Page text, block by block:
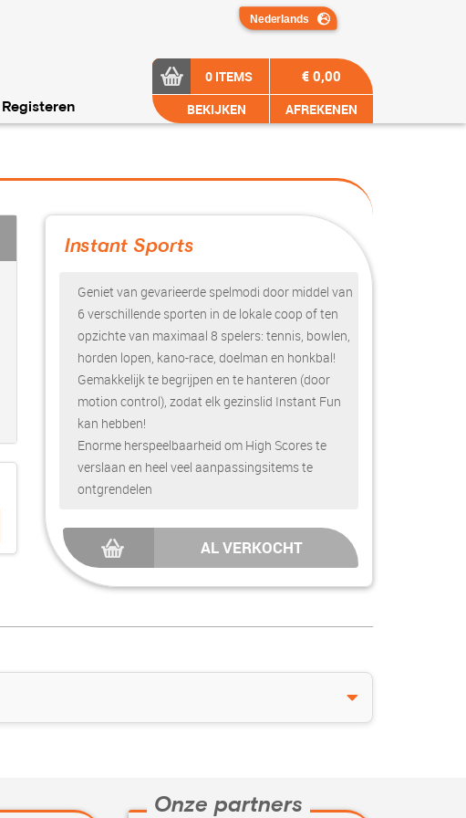
Registeren
0 ITEMS
BEKIJKEN
€ 0,00
AFREKENEN
Instant Sports
Geniet van gevarieerde spelmodi door middel van
6 verschillende sporten in de lokale coop of ten
opzichte van maximaal 8 spelers: tennis, bowlen,
horden lopen, kano-race, doelman en honkbal!
Gemakkelijk te begrijpen en te hanteren (door
motion control), zodat elk gezinslid Instant Fun
kan hebben!
Enorme herspeelbaarheid om High Scores te
verslaan en heel veel aanpassingsitems te
ontgrendelen
AL VERKOCHT
Onze partners